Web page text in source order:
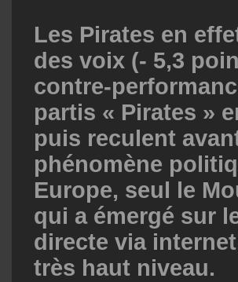
Les Pirates en
des voix (- 5,3
contre-
partis « Pirates »
puis reculent
phénomène
Europe, seul le
qui a émergé sur
directe via
très haut niveau.